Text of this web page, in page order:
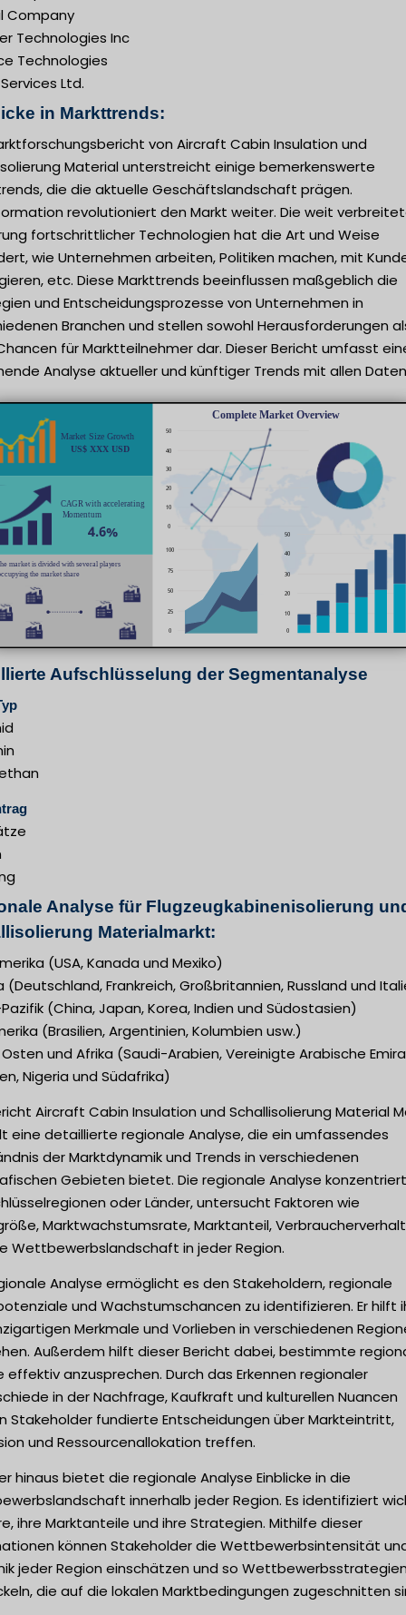
Company
Technologies Inc
Technologies
Ltd.
in Markttrends:
von Aircraft Cabin Insulation und
Material unterstreicht einige bemerkenswerte
die die aktuelle Geschäftslandschaft prägen.
revolutioniert den Markt weiter. Die weit
fortschrittlicher Technologien hat die Art und Weise
wie Unternehmen arbeiten, Politiken machen, mit
etc. Diese Markttrends beeinflussen maßgeblich die
und Entscheidungsprozesse von Unternehmen in
Branchen und stellen sowohl Herausforderungen
für Marktteilnehmer dar. Dieser Bericht umfasst
Analyse aktueller und künftiger Trends mit allen
Aufschlüsselung der Segmentanalyse
Analyse für Flugzeugkabinenisolierung
Materialmarkt:
(USA, Kanada und Mexiko)
(Deutschland, Frankreich, Großbritannien, Russland und
(China, Japan, Korea, Indien und Südostasien)
(Brasilien, Argentinien, Kolumbien usw.)
und Afrika (Saudi-Arabien, Vereinigte Arabische
Nigeria und Südafrika)
Aircraft Cabin Insulation und Schallisolierung Material
eine detaillierte regionale Analyse, die ein umfassendes
der Marktdynamik und Trends in verschiedenen
Gebieten bietet. Die regionale Analyse
oder Länder, untersucht Faktoren wie
Marktwachstumsrate, Marktanteil,
Wettbewerbslandschaft in jeder Region.
Analyse ermöglicht es den Stakeholdern, regionale
und Wachstumschancen zu identifizieren. Er hilft
Merkmale und Vorlieben in verschiedenen
Außerdem hilft dieser Bericht dabei, bestimmte
effektiv anzusprechen. Durch das Erkennen regionaler
in der Nachfrage, Kaufkraft und kulturellen Nuancen
Stakeholder fundierte Entscheidungen über Markteintritt,
und Ressourcenallokation treffen.
hinaus bietet die regionale Analyse Einblicke in die
innerhalb jeder Region. Es identifiziert
ihre Marktanteile und ihre Strategien. Mithilfe dieser
können Stakeholder die Wettbewerbsintensität
jeder Region einschätzen und so
die auf die lokalen Marktbedingungen zugeschnitten